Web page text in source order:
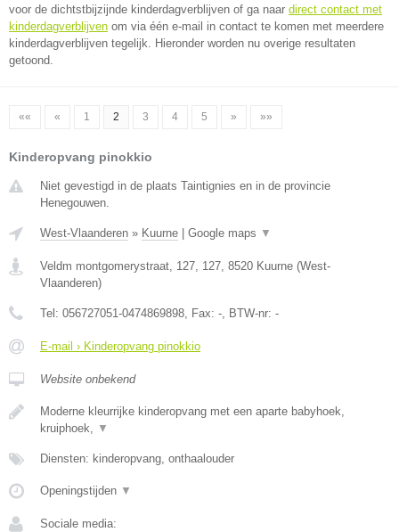
voor de dichtstbijzijnde kinderdagverblijven of ga naar direct contact met
kinderdagverblijven om via één e-mail in contact te komen met meerdere
kinderdagverblijven tegelijk. Hieronder worden nu overige resultaten
getoond.
«« « 1 2 3 4 5 » »»
Kinderopvang pinokkio
Niet gevestigd in de plaats Taintignies en in de provincie
Henegouwen.
West-Vlaanderen » Kuurne Google maps ▼
Veldm montgomerystraat, 127, 127, 8520 Kuurne (West-
Vlaanderen)
Tel: 056727051-0474869898, Fax: -, BTW-nr: -
E-mail › Kinderopvang pinokkio
Website onbekend
Moderne kleurrijke kinderopvang met een aparte babyhoek,
kruiphoek, ▼
Diensten: kinderopvang, onthaalouder
Openingstijden ▼
Sociale media: